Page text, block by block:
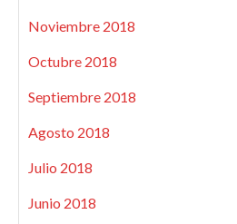
Noviembre 2018
Octubre 2018
Septiembre 2018
Agosto 2018
Julio 2018
Junio 2018